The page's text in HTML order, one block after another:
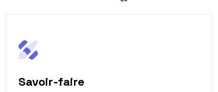
Savoir-faire